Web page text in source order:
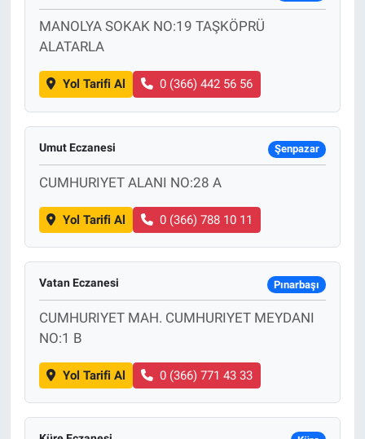
MANOLYA SOKAK NO:19 TAŞKÖPRÜ
ALATARLA
Yol Tarifi Al 0 (366) 442 56 56
Umut Eczanesi Şenpazar
CUMHURIYET ALANI NO:28 A
Yol Tarifi Al 0 (366) 788 10 11
Vatan Eczanesi Pınarbaşı
CUMHURIYET MAH. CUMHURIYET MEYDANI
NO:1 B
Yol Tarifi Al 0 (366) 771 43 33